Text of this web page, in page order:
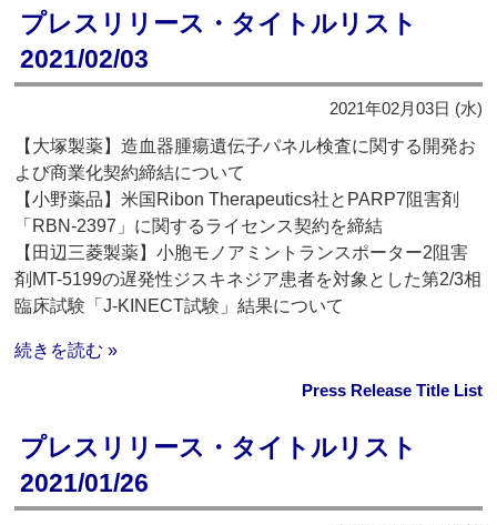
プレスリリース・タイトルリスト
2021/02/03
2021年02月03日 (水)
【大塚製薬】造血器腫瘍遺伝子パネル検査に関する開発お
よび商業化契約締結について
【小野薬品】米国Ribon Therapeutics社とPARP7阻害剤
「RBN-2397」に関するライセンス契約を締結
【田辺三菱製薬】小胞モノアミントランスポーター2阻害
剤MT-5199の遅発性ジスキネジア患者を対象とした第2/3相
臨床試験「J-KINECT試験」結果について
続きを読む »
Press Release Title List
プレスリリース・タイトルリスト
2021/01/26